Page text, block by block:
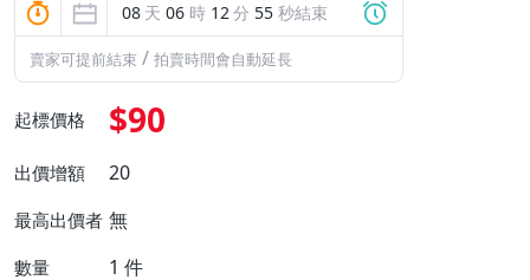
08 天 06 時 12分 54 秒結束
賣家可提前結束 / 拍賣時間會自動延長
起標價格 $90
出價增額 20
最高出價者 無
數量 1 件